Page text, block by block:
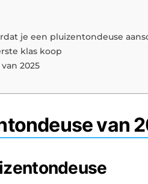
je een pluizentondeuse
klas koop
2025
van